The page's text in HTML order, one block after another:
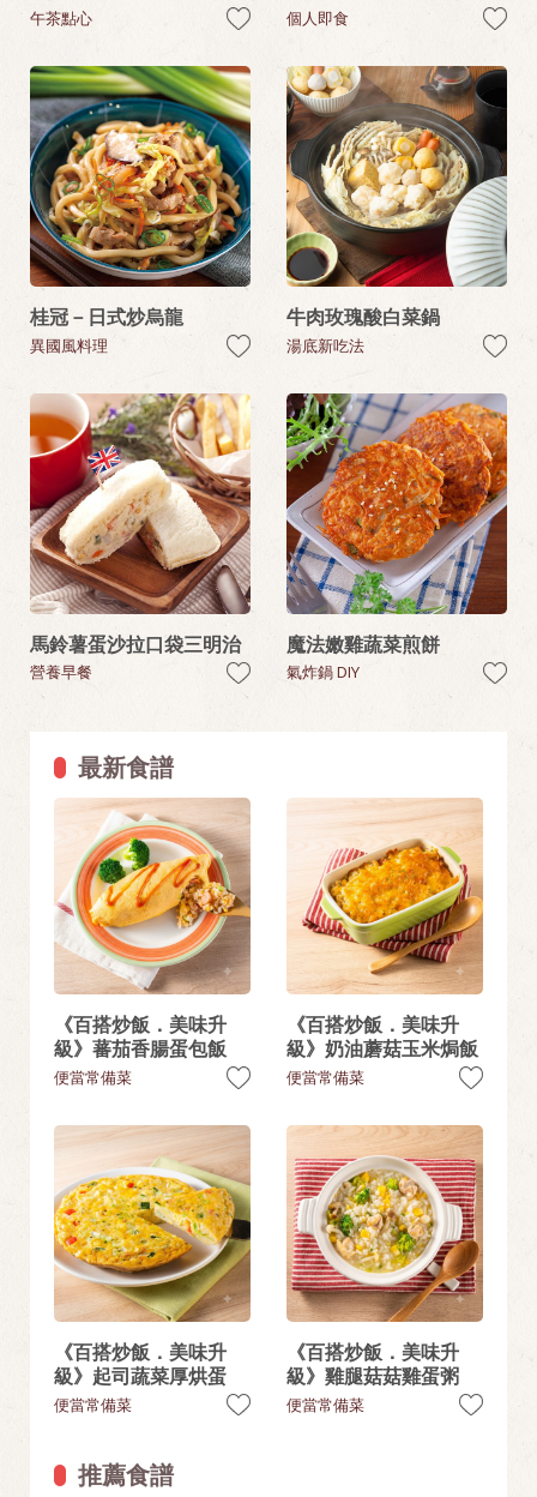
午茶點心 個人即食
桂冠－日式炒烏龍
異國風料理
牛肉玫瑰酸白菜鍋
湯底新吃法
馬鈴薯蛋沙拉口袋三明治
營養早餐
魔法嫩雞蔬菜煎餅
氣炸鍋 DIY
最新食譜
《百搭炒飯．美味升
級》蕃茄香腸蛋包飯
便當常備菜
《百搭炒飯．美味升
級》奶油蘑菇玉米焗飯
便當常備菜
《百搭炒飯．美味升
級》起司蔬菜厚烘蛋
便當常備菜
《百搭炒飯．美味升
級》雞腿菇菇雞蛋粥
便當常備菜
推薦食譜